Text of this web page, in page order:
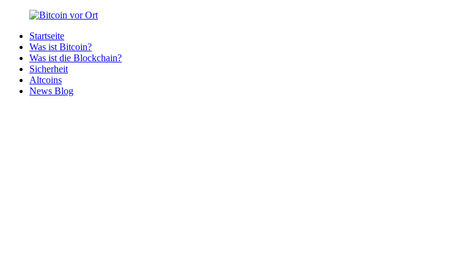
Zurück
Inhalt
Bitcoin
Bitcoins
deiner
Region
Startseite
Was ist Bitcoin?
Was ist die Blockchain?
Sicherheit
Altcoins
News Blog